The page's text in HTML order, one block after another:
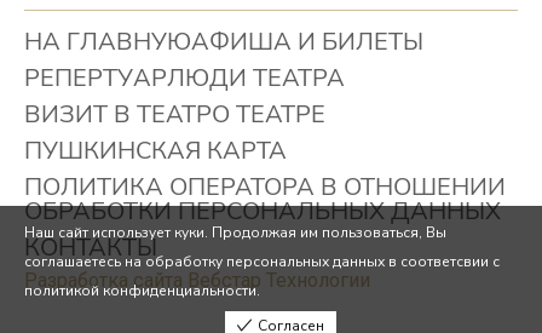
НА ГЛАВНУЮАФИША И БИЛЕТЫ
РЕПЕРТУАРЛЮДИ ТЕАТРА
ВИЗИТ В ТЕАТРО ТЕАТРЕ
ПУШКИНСКАЯ КАРТА
ПОЛИТИКА ОПЕРАТОРА В ОТНОШЕНИИ
ОБРАБОТКИ ПЕРСОНАЛЬНЫХ ДАННЫХ
КОНТАКТЫ
Разработка сайта Вебстар Технологии
Наш сайт использует куки. Продолжая им пользоваться, Вы
соглашаетесь на обработку персональных данных в соответсвии с
политикой конфиденциальности.
Согласен